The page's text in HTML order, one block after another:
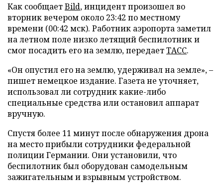
Как сообщаетBild, инцидент произошел во
вторник вечером около 23:42 по местному
времени (00:42 мск). Работник аэропорта заметил
на летном поле низко летящий беспилотник и
смог посадить его на землю, передаетТАСС.
«Он опустил его на землю, удерживал на земле», –
пишет немецкое издание. Газета не уточняет,
использовал ли сотрудник какие-либо
специальные средства или остановил аппарат
вручную.
Спустя более 11 минут после обнаружения дрона
на место прибыли сотрудники федеральной
полиции Германии. Они установили, что
беспилотник был оборудован самодельным
зажигательным и взрывным устройством.